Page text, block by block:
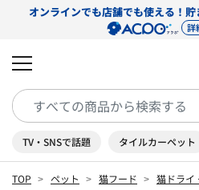
オンラインでも店舗でも使える！貯
詳
TV・SNSで話題 タイルカーペット
TOP ペット 猫フード 猫ドライ